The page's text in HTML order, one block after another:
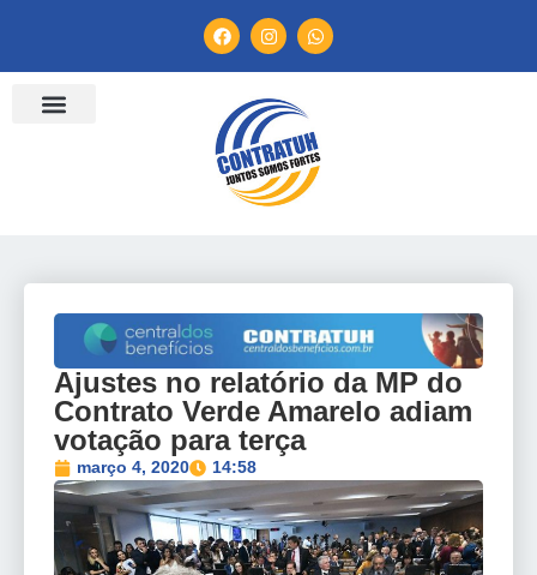
Ajustes no relatório da MP do
Contrato Verde Amarelo adiam
votação para terça
março 4, 2020 14:58